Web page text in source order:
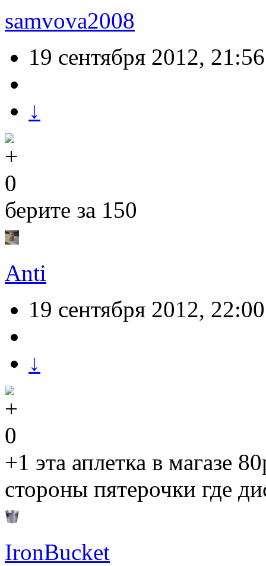
samvova2008
19 сентября 2012, 21:56
↓
0
берите за 150
Anti
19 сентября 2012, 22:00
↓
0
+1 эта аплетка в магазе
стороны пятерочки где
IronBucket